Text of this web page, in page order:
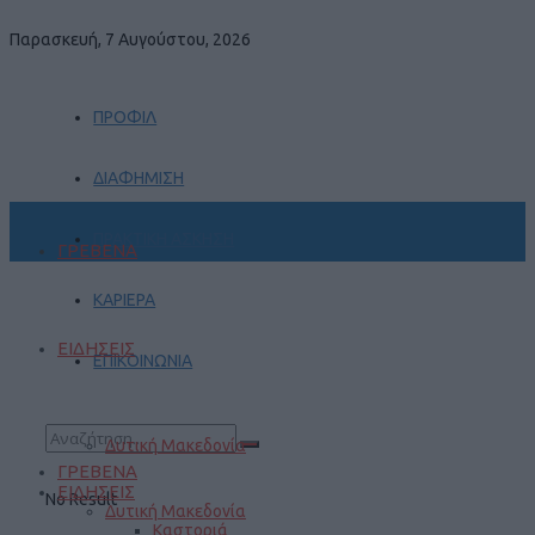
Παρασκευή, 7 Αυγούστου, 2026
ΠΡΟΦΙΛ
ΔΙΑΦΗΜΙΣΗ
ΚΑΡΙΕΡΑ
ΕΠΙΚΟΙΝΩΝΙΑ
No Result
ΓΡΕΒΕΝΑ
ΕΙΔΗΣΕΙΣ
Δυτική Μακεδονία
ΓΡΕΒΕΝΑ
ΕΙΔΗΣΕΙΣ
Δυτική Μακεδονία
Καστοριά